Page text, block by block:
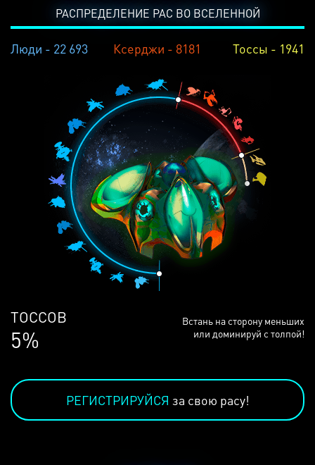
РАСПРЕДЕЛЕНИЕ РАС ВО ВСЕЛЕННОЙ
Люди - 22 693 Ксерджи - 8181 Тоссы - 1941
ЛЮДЕЙ
69%
Встань на сторону меньших
или доминируй с толпой!
РЕГИСТРИРУЙСЯ за свою расу!